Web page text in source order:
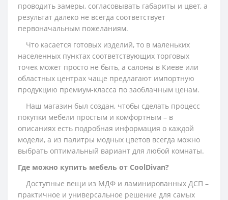
проводить замеры, согласовывать габариты и цвет, а
результат далеко не всегда соответствует
первоначальным пожеланиям.
Что касается готовых изделий, то в маленьких
населенных пунктах соответствующих торговых
точек может просто не быть, а салоны в Киеве или
областных центрах чаще предлагают импортную
продукцию премиум-класса по заоблачным ценам.
Наш магазин был создан, чтобы сделать процесс
покупки мебели простым и комфортным – в
описаниях есть подробная информация о каждой
модели, а из палитры модных цветов всегда можно
выбрать оптимальный вариант для любой комнаты.
Где можно купить мебель от CoolDivan?
Доступные вещи из МДФ и ламинированных ДСП –
практичное и универсальное решение для самых